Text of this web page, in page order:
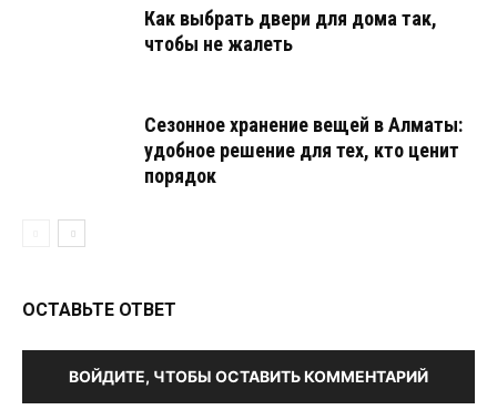
Как выбрать двери для дома так,
чтобы не жалеть
Сезонное хранение вещей в Алматы:
удобное решение для тех, кто ценит
порядок
ОСТАВЬТЕ ОТВЕТ
ВОЙДИТЕ, ЧТОБЫ ОСТАВИТЬ КОММЕНТАРИЙ